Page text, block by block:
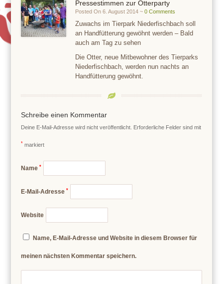
Pressestimmen zur Otterparty
Posted On 6. August 2014 ~0 Comments
Zuwachs im Tierpark Niederfischbach soll
an Handfütterung gewöhnt werden – Bald
auch am Tag zu sehen
Die Otter, neue Mitbewohner des Tierparks
Niederfischbach, werden nun nachts an
Handfütterung gewöhnt.
Schreibe einen Kommentar
Deine E-Mail-Adresse wird nicht veröffentlicht. Erforderliche Felder sind mit
* markiert
Name*
E-Mail-Adresse*
Website
Name, E-Mail-Adresse und Website in diesem Browser für
meinen nächsten Kommentar speichern.